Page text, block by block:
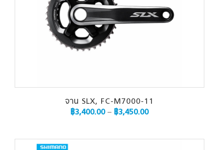
จาน SLX, FC-M7000-11
฿3,400.00– ฿3,450.00